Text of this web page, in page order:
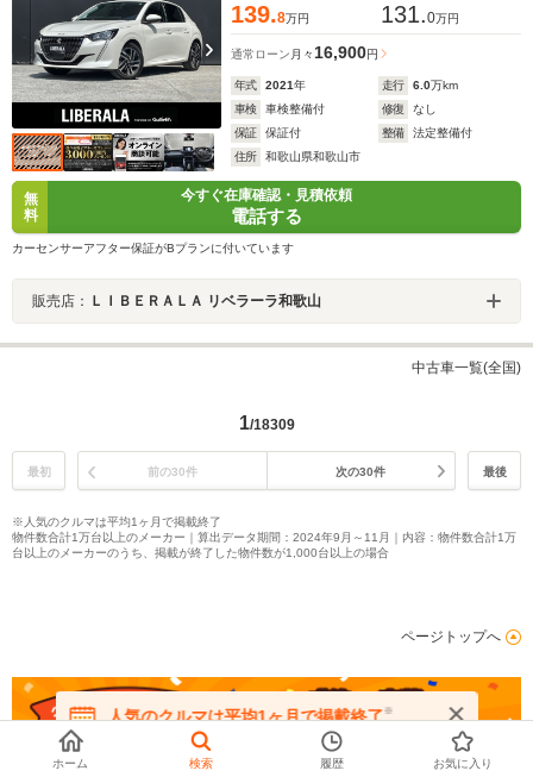
139.8万円 131.0万円
通常ローン 月々16,900円
年式 2021年 走行 6.0万km
車検
車検整備付 修復
なし
保証
保証付 整備
法定整備付
住所
和歌山県和歌山市
無
料
今すぐ在庫確認・見積依頼
電話する
カーセンサーアフター保証がBプランに付いています
販売店： ＬＩＢＥＲＡＬＡ リベラーラ和歌山
中古車一覧(全国)
1/18309
最初 前の30件 次の30件 最後
※人気のクルマは平均1ヶ月で掲載終了
物件数合計1万台以上のメーカー｜算出データ期間：2024年9月～11月｜内容：物件数合計1万
台以上のメーカーのうち、掲載が終了した物件数が1,000台以上の場合
ページトップへ
人気のクルマは平均1ヶ月で掲載終了※
在庫が無くなる前にお問い合わせください
ホーム 検索 履歴 お気に入り